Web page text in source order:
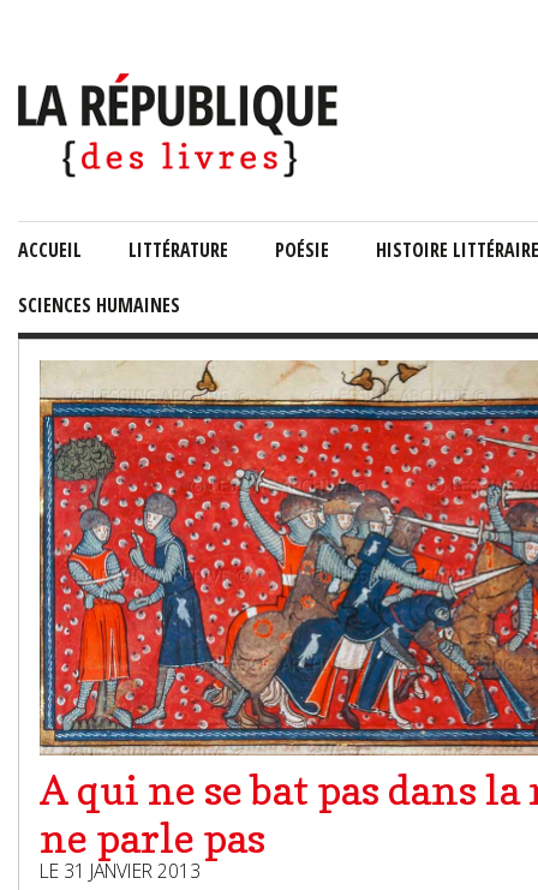
ACCUEIL LITTÉRATURE POÉSIE HISTOIRE LITTÉRAIRE
SCIENCES HUMAINES
A qui ne se bat pas dans
ne parle pas
LE 31 JANVIER 2013